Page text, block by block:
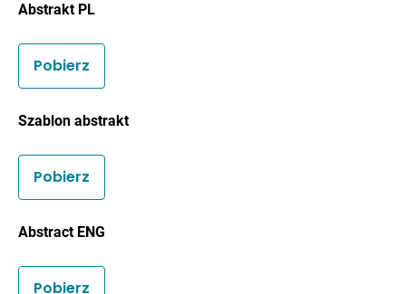
Abstrakt PL
Pobierz
Szablon abstrakt
Pobierz
Abstract ENG
Pobierz